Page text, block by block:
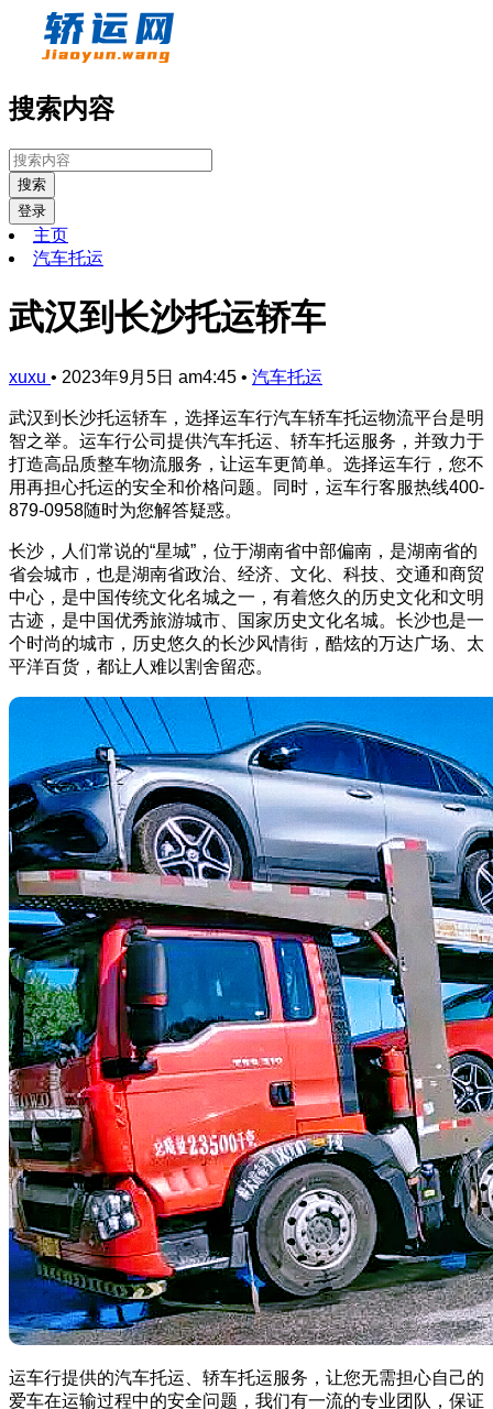
搜索内容
搜索
登录
主页
汽车托运
武汉到长沙托运轿车
xuxu • 2023年9月5日 am4:45 • 汽车托运
武汉到长沙托运轿车，选择运车行汽车轿车托运物流平台是明
智之举。运车行公司提供汽车托运、轿车托运服务，并致力于
打造高品质整车物流服务，让运车更简单。选择运车行，您不
用再担心托运的安全和价格问题。同时，运车行客服热线400-
879-0958随时为您解答疑惑。
长沙，人们常说的“星城”，位于湖南省中部偏南，是湖南省的
省会城市，也是湖南省政治、经济、文化、科技、交通和商贸
中心，是中国传统文化名城之一，有着悠久的历史文化和文明
古迹，是中国优秀旅游城市、国家历史文化名城。长沙也是一
个时尚的城市，历史悠久的长沙风情街，酷炫的万达广场、太
平洋百货，都让人难以割舍留恋。
运车行提供的汽车托运、轿车托运服务，让您无需担心自己的
爱车在运输过程中的安全问题，我们有一流的专业团队，保证